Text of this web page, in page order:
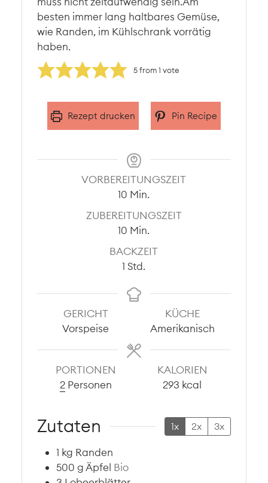
besten immer lang haltbares Gemüse,
wie Randen, im Kühlschrank vorrätig
haben.
5from 1 vote
Rezept drucken Pin Recipe
VORBEREITUNGSZEIT
10 Minuten
Min.
ZUBEREITUNGSZEIT
10 Minuten
Min.
BACKZEIT
1 Stunde
Std.
GERICHT
Vorspeise
KÜCHE
Amerikanisch
PORTIONEN
2 Personen
KALORIEN
293 kcal
Zutaten 1x 2x 3x
1 kg Randen
500 gÄpfel Bio